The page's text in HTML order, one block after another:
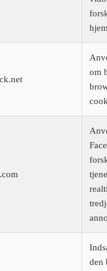
om
den